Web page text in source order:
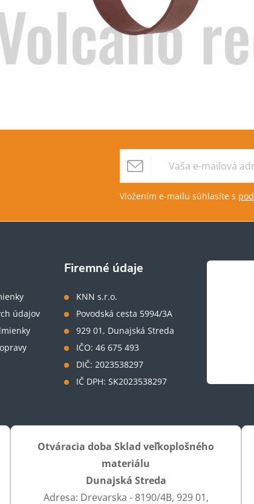
Vložením e-mailu súhlasíte s
údajov
Firemné údaje
KNN s.r.o.
Povodská cesta 5994/3A
929 01, Dunajská Streda
IČO: 46 675 493
DIČ: 2023538297
IČ DPH: SK2023538297
Otváracia doba Sklad veľkoplošného
materiálu
Dunajská Streda
Adresa: Drevarska - 8190/4B, 929 01,